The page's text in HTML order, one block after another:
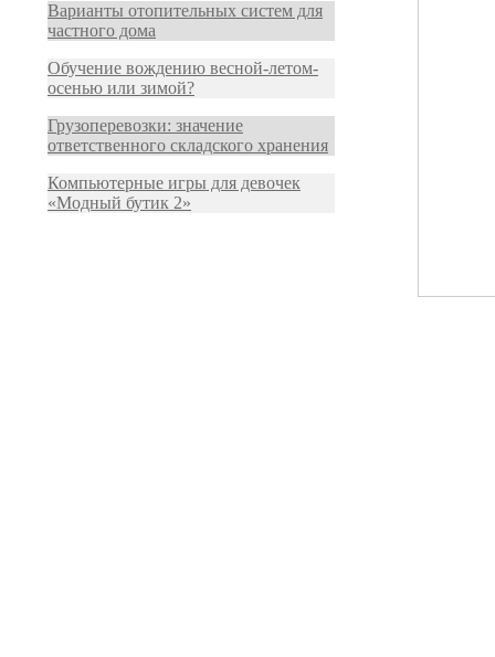
Варианты отопительных систем для
частного дома
Обучение вождению весной-летом-
осенью или зимой?
Грузоперевозки: значение
ответственного складского хранения
Компьютерные игры для девочек
«Модный бутик 2»